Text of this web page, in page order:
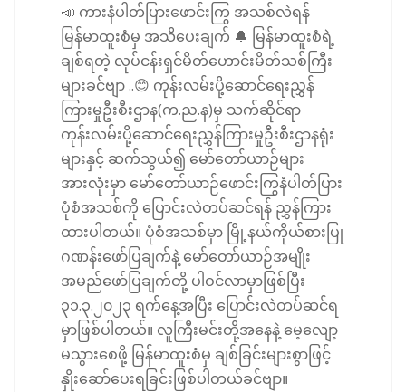
📣 ကားနံပါတ်ပြားဖောင်းကြွ အသစ်လဲရန်
မြန်မာထူးစံမှ အသိပေးချက် 🔔 မြန်မာထူးစံရဲ့
ချစ်ရတဲ့ လုပ်ငန်းရှင်မိတ်ဟောင်းမိတ်သစ်ကြီး
များခင်ဗျာ ..😊 ကုန်းလမ်းပို့ဆောင်ရေးညွှန်
ကြားမှုဦးစီးဌာန(က.ည.န)မှ သက်ဆိုင်ရာ
ကုန်းလမ်းပို့ဆောင်ရေးညွှန်ကြားမှုဦးစီးဌာနရုံး
များနှင့် ဆက်သွယ်၍ မော်တော်ယာဉ်များ
အားလုံးမှာ မော်တော်ယာဉ်ဖောင်းကြွနံပါတ်ပြား
ပုံစံအသစ်ကို ပြောင်းလဲတပ်ဆင်ရန် ညွှန်ကြား
ထားပါတယ်။ ပုံစံအသစ်မှာ မြို့နယ်ကိုယ်စားပြု
ဂဏန်းဖော်ပြချက်နဲ့ မော်တော်ယာဉ်အမျိုး
အမည်ဖော်ပြချက်တို့ ပါဝင်လာမှာဖြစ်ပြီး
၃၁.၃.၂၀၂၃ ရက်နေ့အပြီး ပြောင်းလဲတပ်ဆင်ရ
မှာဖြစ်ပါတယ်။ လူကြီးမင်းတို့အနေနဲ့ မေ့လျော့
မသွားစေဖို့ မြန်မာထူးစံမှ ချစ်ခြင်းများစွာဖြင့်
နှိုးဆော်ပေးရခြင်းဖြစ်ပါတယ်ခင်ဗျာ။